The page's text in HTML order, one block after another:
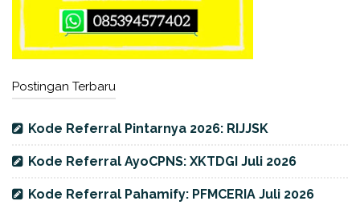
Postingan Terbaru
Kode Referral Pintarnya 2026: RIJJSK
Kode Referral AyoCPNS: XKTDGI Juli 2026
Kode Referral Pahamify: PFMCERIA Juli 2026